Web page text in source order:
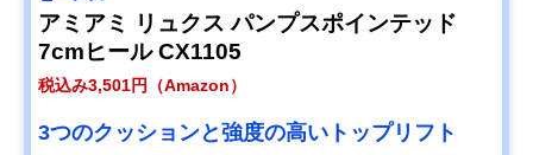
アミアミ リュクス パンプスポインテッド
7cmヒール CX1105
税込み3,501円（Amazon）
3つのクッションと強度の高いトップリフト